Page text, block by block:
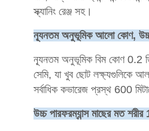
স্ক্যানিং রেঞ্জ সহ।
ন্যূনতম অনুভূমিক আলো কোণ,
ন্যূনতম অনুভূমিক বিম কোণ 0.2
সেমি, যা খুব ছোট লক্ষ্যগুলিকে
সর্বাধিক কভারেজ প্রস্থ 600
উচ্চ পারফরম্যান্স মাছের মত শরীর